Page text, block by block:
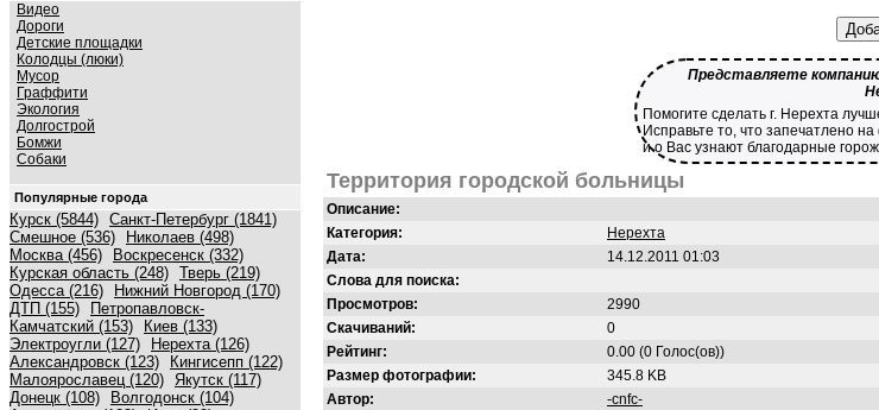
Видео
Дороги
Детские площадки
Колодцы (люки)
Мусор
Граффити
Экология
Долгострой
Бомжи
Собаки
Популярные города
Курск (5844) Санкт-Петербург (1841)
Смешное (536)
Николаев (498)
Москва (456)
Воскресенск (332)
Курская область (248) Тверь (219)
Одесса (216)
Нижний Новгород (170)
ДТП (155)
Петропавловск-
Камчатский (153)
Киев (133)
Электроугли (127)
Нерехта (126)
Александровск (123)
Кингисепп (122)
Малоярославец (120) Якутск (117)
Донецк (108)
Волгодонск (104)
Представляете
Помогите сделать г. Нерехта
Исправьте то, что запечатлено
и о Вас узнают благодарные
Территория городской больницы
Описание:
Категория:
Нерехта
Дата:
14.12.2011 01:03
Слова для поиска:
Просмотров:
2990
Скачиваний:
0
Рейтинг:
0.00 (0 Голос(ов))
Размер фотографии:
345.8 KB
Автор:
-cnfc-